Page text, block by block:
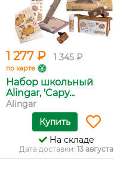
1 277 ₽ 1 345 ₽
по карте
Набор школьный
Alingar, 'Capy...
Alingar
Купить
На складе
Дата доставки: 13 августа